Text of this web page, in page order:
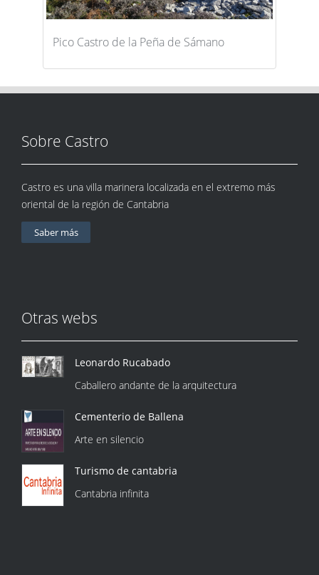
Pico Castro de la Peña de Sámano
Sobre Castro
Castro es una villa marinera localizada en el extremo más
oriental de la región de Cantabria
Saber más
Otras webs
Leonardo Rucabado
Caballero andante de la arquitectura
Cementerio de Ballena
Arte en silencio
Turismo de cantabria
Cantabria infinita